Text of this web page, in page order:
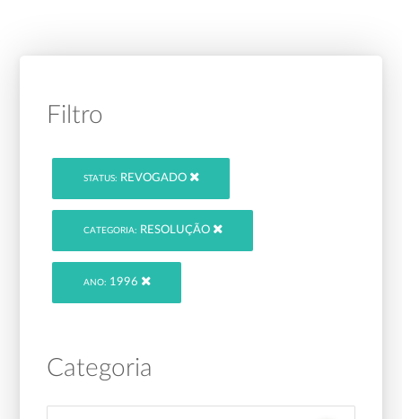
Filtro
STATUS: REVOGADO
CATEGORIA: RESOLUÇÃO
ANO: 1996
Categoria